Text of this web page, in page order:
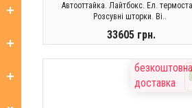
Автооттайка. Лайтбокс. Ел.
Розсувні шторки. Ві..
33605 грн.
ЗАКОНЧИЛСЯбезкоштовна
доставка